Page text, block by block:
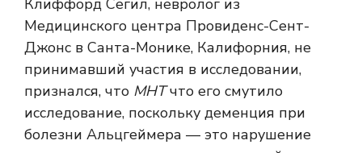
Клиффорд Сегил, невролог из
Медицинского центра Провиденс-Сент-
Джонс в Санта-Монике, Калифорния, не
принимавший участия в исследовании,
признался, что МНТчто его смутило
исследование, поскольку деменция при
болезни Альцгеймера — это нарушение